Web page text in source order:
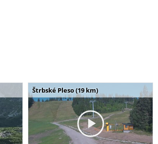
Štrbské Pleso (19 km)